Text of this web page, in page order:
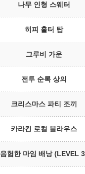
나무 인형 스웨터
히피 홀터 탑
그루비 가운
전투 순록 상의
크리스마스 파티 조끼
카라킨 로컬 블라우스
음험한 마임 배낭 (LEVEL